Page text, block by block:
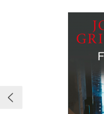
Bet Maiklas nepajėgia
paviršių iš jo firmos
Maiklo rankose, ir nuo
gyvybes. Buvę Maiklo
Mat jų akimis Maiklas —